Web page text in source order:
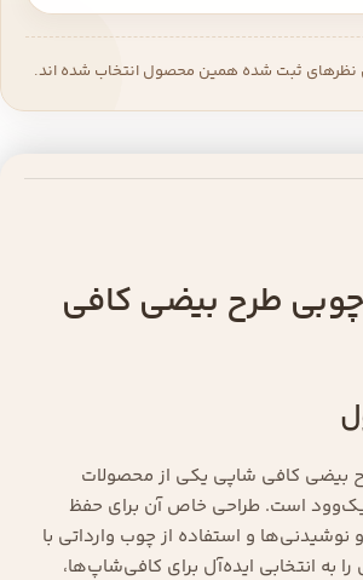
نظرهای ثبت شده همین محصول انتخاب شده اند.
طرح بیضی کافی
بیضی کافی شاپی یکی از محصولات
است. طراحی خاص آن برای حفظ
و استفاده از چوب وارداتی با
را به انتخابی ایده‌آل برای کافی‌شاپ‌ها،